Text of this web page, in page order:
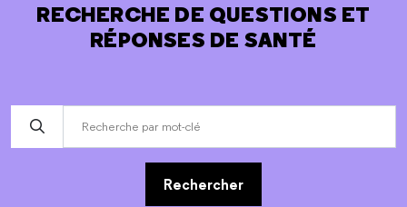
RECHERCHE DE QUESTIONS ET
RÉPONSES DE SANTÉ
Rechercher